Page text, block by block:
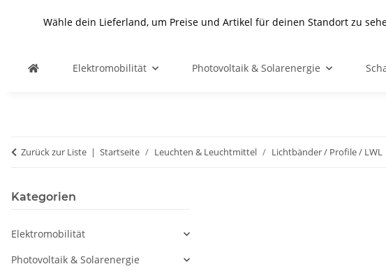
Wähle dein Lieferland, um Preise und Artikel für deinen Standort zu
Elektromobilität Photovoltaik & Solarenergie
Zurück zur Liste Startseite Leuchten & Leuchtmittel Lichtbänder / Profile / LWL
Kategorien
Elektromobilität
Photovoltaik & Solarenergie